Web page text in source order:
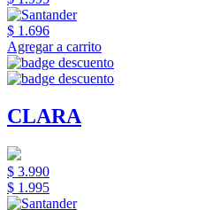
$ 1.696
Agregar a carrito
CLARA
$ 3.990
$ 1.995